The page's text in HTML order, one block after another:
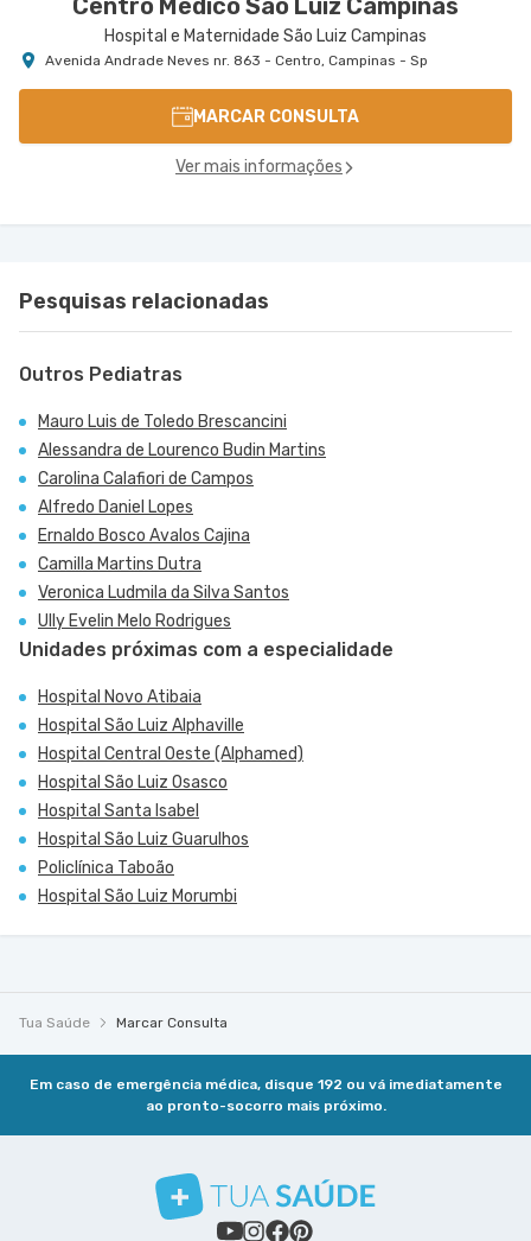
Centro Médico São Luiz Campinas
Hospital e Maternidade São Luiz Campinas
Avenida Andrade Neves nr. 863 - Centro, Campinas - Sp
MARCAR CONSULTA
Ver mais informações
Pesquisas relacionadas
Outros Pediatras
Mauro Luis de Toledo Brescancini
Alessandra de Lourenco Budin Martins
Carolina Calafiori de Campos
Alfredo Daniel Lopes
Ernaldo Bosco Avalos Cajina
Camilla Martins Dutra
Veronica Ludmila da Silva Santos
Ully Evelin Melo Rodrigues
Unidades próximas com a especialidade
Hospital Novo Atibaia
Hospital São Luiz Alphaville
Hospital Central Oeste (Alphamed)
Hospital São Luiz Osasco
Hospital Santa Isabel
Hospital São Luiz Guarulhos
Policlínica Taboão
Hospital São Luiz Morumbi
Tua Saúde Marcar Consulta
Em caso de emergência médica, disque 192 ou vá imediatamente
ao pronto-socorro mais próximo.